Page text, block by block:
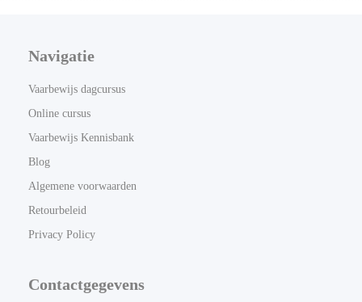
Navigatie
Vaarbewijs dagcursus
Online cursus
Vaarbewijs Kennisbank
Blog
Algemene voorwaarden
Retourbeleid
Privacy Policy
Contactgegevens